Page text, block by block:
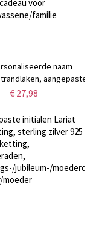
naam
aangepaste
sfeer superfijne vezel
vakantie cadeau
volwassene/familie
€ 27,98